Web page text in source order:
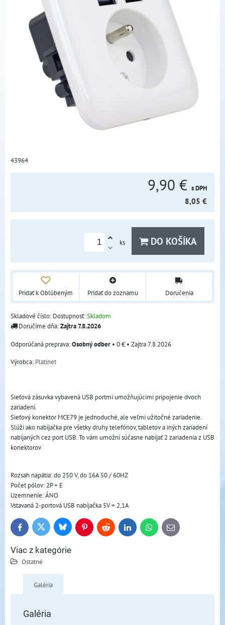
43964
9,90 € s DPH
8,05 €
ks DO KOŠÍKA
Pridať k Obľúbeným Pridať do zoznamu Doručenia
Skladové číslo: Dostupnosť:Skladom
Doručíme dňa:Zajtra7.8.2026
Osobný odber • 0 € • Zajtra7.8.2026
Výrobca: Platinet
Sieťová zásuvka vybavená USB portmi umožňujúcimi pripojenie dvoch
zariadení.
Sieťový konektor MCE79 je jednoduché, ale veľmi užitočné zariadenie.
Slúži ako nabíjačka pre všetky druhy telefónov, tabletov a iných zariadení
nabíjaných cez port USB. To vám umožní súčasne nabíjať 2 zariadenia z USB
konektorov
Rozsah napätia: do 250 V, do 16A 50 / 60HZ
Počet pólov: 2P + E
Uzemnenie: ÁNO
Vstavaná 2-portová USB nabíjačka 5V = 2,1A
FacebookTwitter BlueskyPinterestReddit LinkedInWhatsApp
E-
mail
Viac z kategórie
Ostatné
Galéria
Galéria